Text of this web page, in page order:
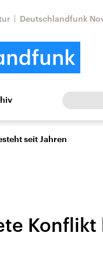
Deutschlandfunk
Europa
seit Jahren
Konflikt